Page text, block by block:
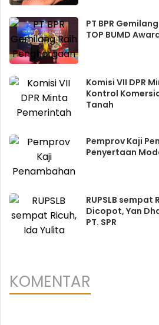
PT BPR
TOP BUMD
Komisi VII DPR
Kontrol
Tanah
Pemprov Kaji
Penyertaan
RUPSLB sempat
Dicopot, Yan
PT. SPR
KOMENTAR